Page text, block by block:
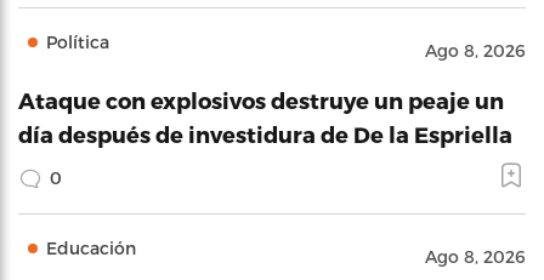
Política Ago 8, 2026
Ataque con explosivos destruye un peaje un
día después de investidura de De la Espriella
0
Educación Ago 8, 2026